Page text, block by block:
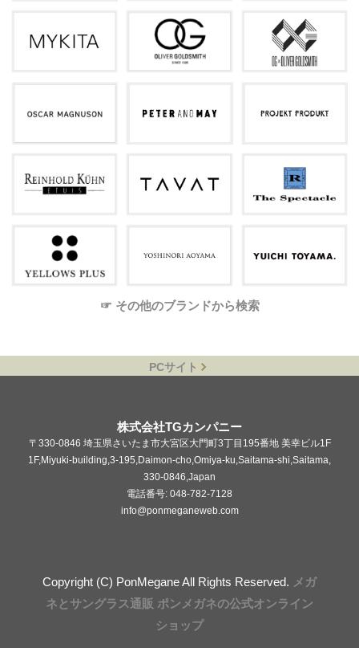
☞ その他のブランドから検索
PCサイト
株式会社TGカンパニー
〒330-0846 埼玉県さいたま市大宮区大門町3丁目195番地 美幸ビル1F
1F,Miyuki-building,3-195,Daimon-cho,Omiya-ku,Saitama-shi,Saitama,
330-0846,Japan
電話番号: 048-782-7128
info@ponmeganeweb.com
Copyright (C) PonMegane All Rights Reserved. メガ
ネとサングラス通販 ポンメガネの公式オンライン
ショップ